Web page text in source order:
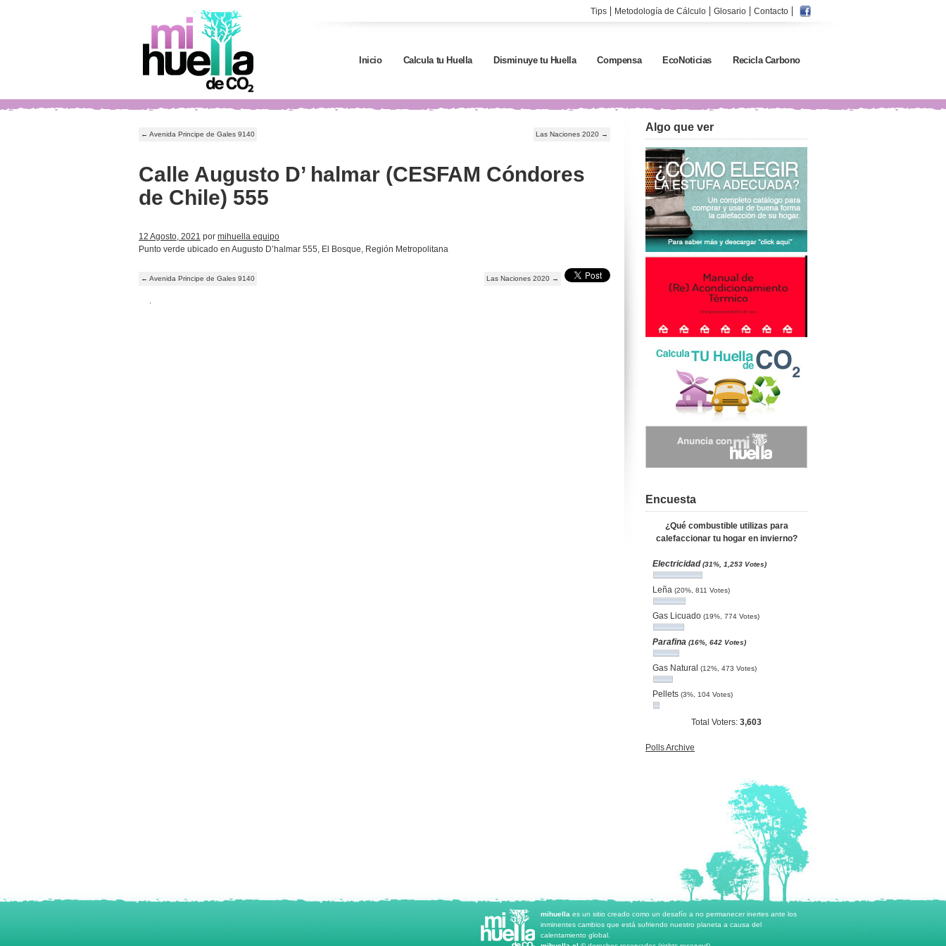
Tips Metodología de Cálculo Glosario Contacto
Inicio Calcula tu Huella Disminuye tu Huella Compensa EcoNoticias Recicla Carbono
← Avenida Principe de Gales 9140 Las Naciones 2020 →
Calle Augusto D’ halmar (CESFAM Cóndores
de Chile) 555
12 Agosto, 2021 por mihuella equipo
Punto verde ubicado en Augusto D’halmar 555, El Bosque, Región Metropolitana
← Avenida Principe de Gales 9140 Las Naciones 2020 →
.
Algo que ver
Encuesta
¿Qué combustible utilizas para
calefaccionar tu hogar en invierno?
Electricidad(31%, 1,253 Votes)
Leña (20%, 811 Votes)
Gas Licuado (19%, 774 Votes)
Parafina (16%, 642 Votes)
Gas Natural (12%, 473 Votes)
Pellets (3%, 104 Votes)
Total Voters: 3,603
Polls Archive
mihuella es un sitio creado como un desafío a no permanecer inertes ante los
inminentes cambios que está sufriendo nuestro planeta a causa del
calentamiento global.